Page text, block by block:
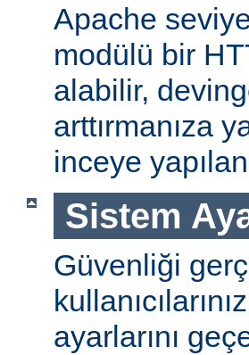
Apache
modülü bir
alabilir,
arttırmanıza
inceye
Sistem
Güvenliği
ayarlarını